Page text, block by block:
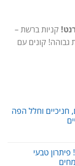
קניות ברשת –
גבוהה! קונים עם
חניכיים וחלל הפה
טבעי